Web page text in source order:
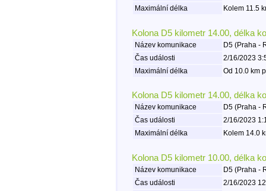
Maximální délka
Kolem 11.5
Kolona D5 kilometr 14.00, délka
Název komunikace
D5 (Praha -
Čas události
2/16/2023
Maximální délka
Od 10.0 km
Kolona D5 kilometr 14.00, délka
Název komunikace
D5 (Praha -
Čas události
2/16/2023
Maximální délka
Kolem 14.0
Kolona D5 kilometr 10.00, délka
Název komunikace
D5 (Praha -
Čas události
2/16/2023